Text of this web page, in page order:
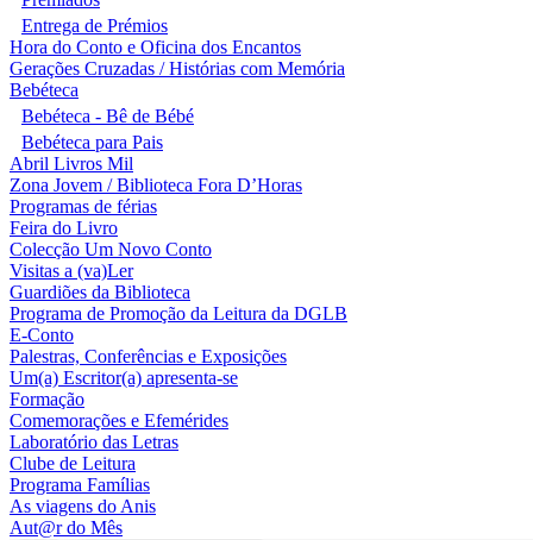
Entrega de Prémios
Hora do Conto e Oficina dos Encantos
Gerações Cruzadas / Histórias com Memória
Bebéteca
Bebéteca - Bê de Bébé
Bebéteca para Pais
Abril Livros Mil
Zona Jovem / Biblioteca Fora D’Horas
Programas de férias
Feira do Livro
Colecção Um Novo Conto
Visitas a (va)Ler
Guardiões da Biblioteca
Programa de Promoção da Leitura da DGLB
E-Conto
Palestras, Conferências e Exposições
Um(a) Escritor(a) apresenta-se
Formação
Comemorações e Efemérides
Laboratório das Letras
Clube de Leitura
Programa Famílias
As viagens do Anis
Aut@r do Mês